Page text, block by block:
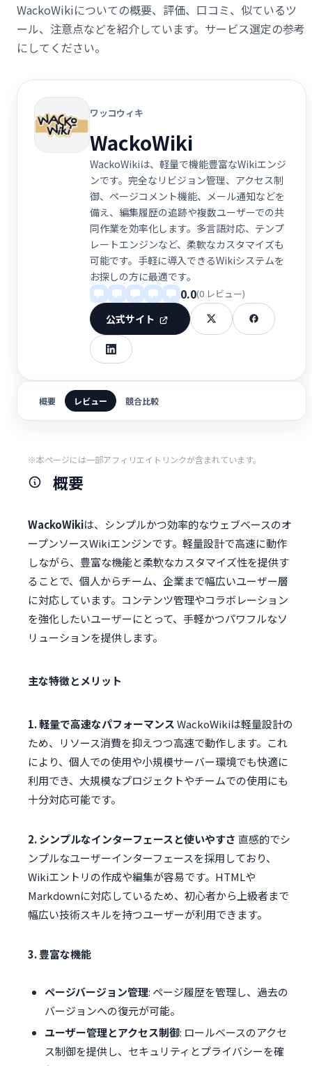
WackoWikiについての概要、評価、口コミ、似ているツ
ール、注意点などを紹介しています。サービス選定の参考
にしてください。
ワッコウィキ
WackoWiki
WackoWikiは、軽量で機能豊富なWikiエンジ
ンです。完全なリビジョン管理、アクセス制
御、ページコメント機能、メール通知などを
備え、編集履歴の追跡や複数ユーザーでの共
同作業を効率化します。多言語対応、テンプ
レートエンジンなど、柔軟なカスタマイズも
可能です。手軽に導入できるWikiシステムを
お探しの方に最適です。
0.0(0 レビュー)
公式サイト
概要 レビュー 競合比較
※本ページには一部アフィリエイトリンクが含まれています。
概要
WackoWikiは、シンプルかつ効率的なウェブベースのオ
ープンソースWikiエンジンです。軽量設計で高速に動作
しながら、豊富な機能と柔軟なカスタマイズ性を提供す
ることで、個人からチーム、企業まで幅広いユーザー層
に対応しています。コンテンツ管理やコラボレーション
を強化したいユーザーにとって、手軽かつパワフルなソ
リューションを提供します。
主な特徴とメリット
1. 軽量で高速なパフォーマンスWackoWikiは軽量設計の
ため、リソース消費を抑えつつ高速で動作します。これ
により、個人での使用や小規模サーバー環境でも快適に
利用でき、大規模なプロジェクトやチームでの使用にも
十分対応可能です。
2. シンプルなインターフェースと使いやすさ 直感的でシ
ンプルなユーザーインターフェースを採用しており、
Wikiエントリの作成や編集が容易です。HTMLや
Markdownに対応しているため、初心者から上級者まで
幅広い技術スキルを持つユーザーが利用できます。
3. 豊富な機能
ページバージョン管理: ページ履歴を管理し、過去の
バージョンへの復元が可能。
ユーザー管理とアクセス制御: ロールベースのアクセ
ス制御を提供し、セキュリティとプライバシーを確